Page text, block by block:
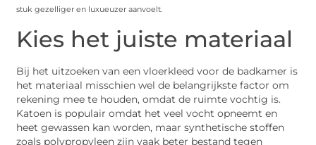
stuk gezelliger en luxueuzer aanvoelt.
Kies het juiste materiaal
Bij het uitzoeken van een vloerkleed voor de badkamer is
het materiaal misschien wel de belangrijkste factor om
rekening mee te houden, omdat de ruimte vochtig is.
Katoen is populair omdat het veel vocht opneemt en
heet gewassen kan worden, maar synthetische stoffen
zoals polypropyleen zijn vaak beter bestand tegen